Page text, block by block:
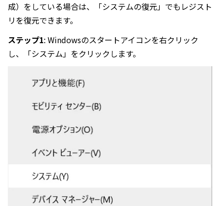
成）をしている場合は、「システムの復元」でもレジスト
リを復元できます。
ステップ1: Windowsのスタートアイコンを右クリック
し、「システム」をクリックします。